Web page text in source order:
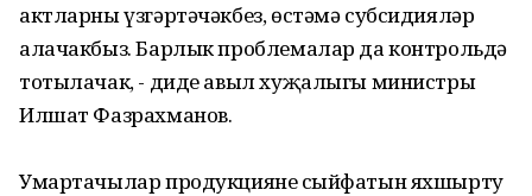
актларны үзгәртәчәкбез, өстәмә субсидияләр
алачакбыз. Барлык проблемалар да контрольдә
тотылачак, - диде авыл хуҗалыгы министры
Илшат Фазрахманов.
Умартачылар продукциянең сыйфатын яхшырту